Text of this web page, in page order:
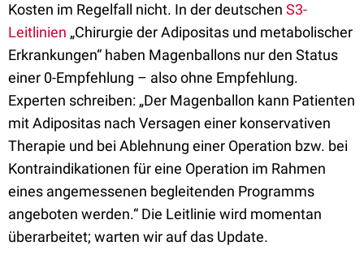
Kosten im Regelfall nicht. In der deutschen S3-
Leitlinien „Chirurgie der Adipositas und metabolischer
Erkrankungen“ haben Magenballons nur den Status
einer 0-Empfehlung – also ohne Empfehlung.
Experten schreiben: „Der Magenballon kann Patienten
mit Adipositas nach Versagen einer konservativen
Therapie und bei Ablehnung einer Operation bzw. bei
Kontraindikationen für eine Operation im Rahmen
eines angemessenen begleitenden Programms
angeboten werden.“ Die Leitlinie wird momentan
überarbeitet; warten wir auf das Update.